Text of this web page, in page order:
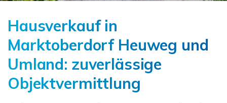
Hausverkauf in
Marktoberdorf Heuweg und
Umland: zuverlässige
Objektvermittlung